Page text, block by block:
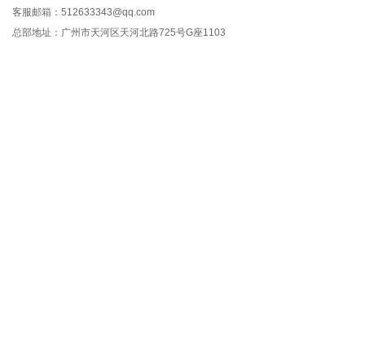
客服邮箱：512633343@qq.com
总部地址：广州市天河区天河北路725号G座1103